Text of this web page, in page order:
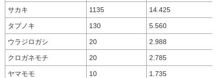
サカキ 1135 14.425
タブノキ 130 5.560
ウラジロガシ 20 2.988
クロガネモチ 20 2.785
ヤマモモ 10 1.735